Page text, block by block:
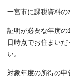
一宮市に課税資料の
証明が必要な年度
日時点でお住まい
い。
対象年度の所得の申